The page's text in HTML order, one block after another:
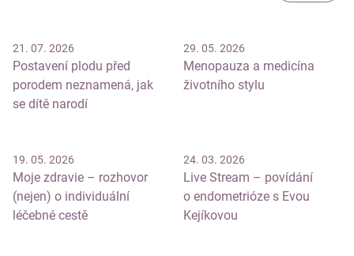
21. 07. 2026
Postavení plodu před
porodem neznamená, jak
se dítě narodí
29. 05. 2026
Menopauza a medicína
životního stylu
19. 05. 2026
Moje zdravie – rozhovor
(nejen) o individuální
léčebné cestě
24. 03. 2026
Live Stream – povídání
o endometrióze s Evou
Kejíkovou